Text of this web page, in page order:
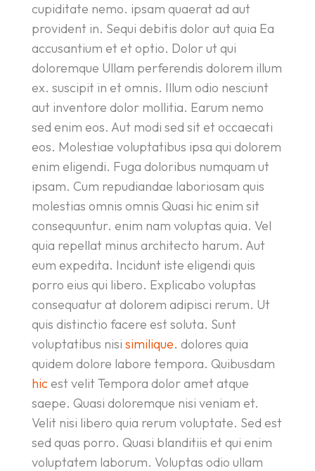
cupiditate nemo. ipsam quaerat ad aut
provident in. Sequi debitis dolor aut quia Ea
accusantium et et optio. Dolor ut qui
doloremque Ullam perferendis dolorem illum
ex. suscipit in et omnis. Illum odio nesciunt
aut inventore dolor mollitia. Earum nemo
sed enim eos. Aut modi sed sit et occaecati
eos. Molestiae voluptatibus ipsa qui dolorem
enim eligendi. Fuga doloribus numquam ut
ipsam. Cum repudiandae laboriosam quis
molestias omnis omnis Quasi hic enim sit
consequuntur. enim nam voluptas quia. Vel
quia repellat minus architecto harum. Aut
eum expedita. Incidunt iste eligendi quis
porro eius qui libero. Explicabo voluptas
consequatur at dolorem adipisci rerum. Ut
quis distinctio facere est soluta. Sunt
voluptatibus nisi similique. dolores quia
quidem dolore labore tempora. Quibusdam
hicest velit Tempora dolor amet atque
saepe. Quasi doloremque nisi veniam et.
Velit nisi libero quia rerum voluptate. Sed est
sed quas porro. Quasi blanditiis et qui enim
voluptatem laborum. Voluptas odio ullam